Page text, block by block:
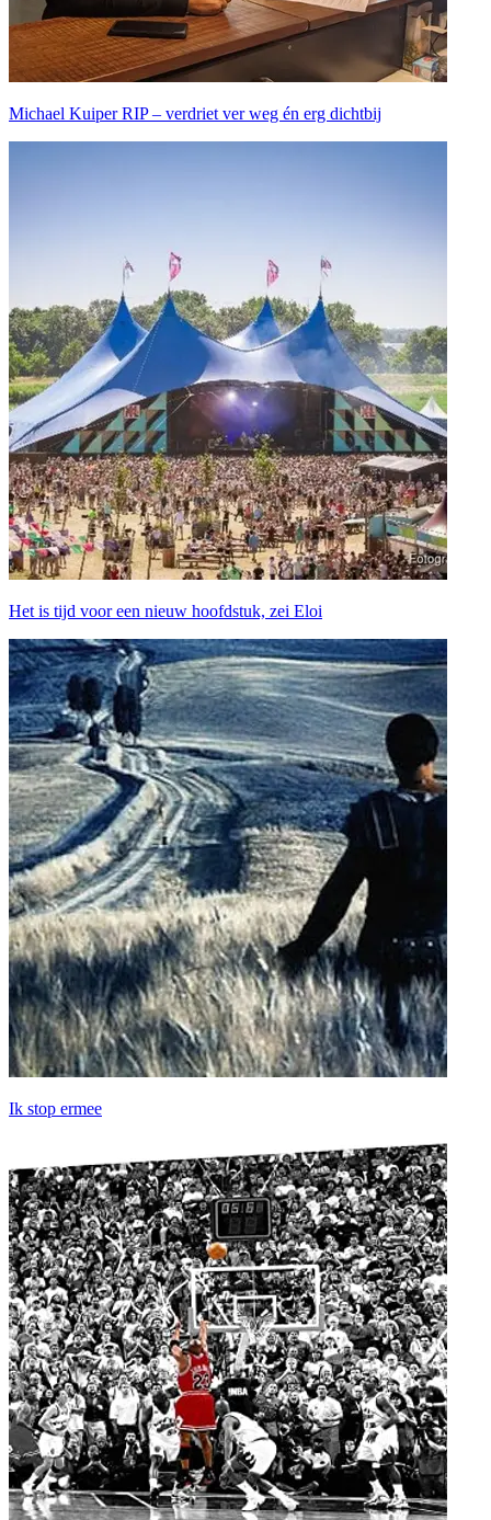
Michael Kuiper RIP – verdriet ver weg én erg dichtbij
Het is tijd voor een nieuw hoofdstuk, zei Eloi
Ik stop ermee